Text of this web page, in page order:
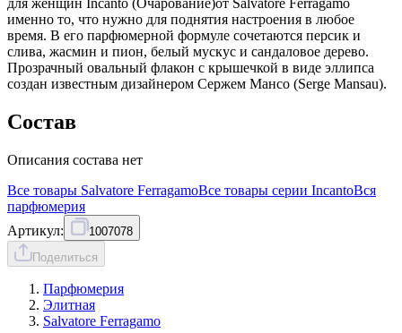
для женщин Incanto (Очарование)от Salvatore Ferragamo
именно то, что нужно для поднятия настроения в любое
время. В его парфюмерной формуле сочетаются персик и
слива, жасмин и пион, белый мускус и сандаловое дерево.
Прозрачный овальный флакон с крышечкой в виде эллипса
создан известным дизайнером Сержем Мансо (Serge Mansau).
Состав
Описания состава нет
Все товары Salvatore FerragamoВсе товары серии IncantoВся
парфюмерия
Артикул:
1007078
Поделиться
Парфюмерия
Элитная
Salvatore Ferragamo